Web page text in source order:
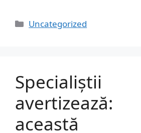
Categorii
Uncategorized
Specialiștii
avertizează:
această